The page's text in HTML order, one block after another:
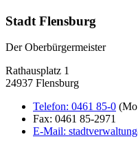
Stadt Flensburg
Der Oberbürgermeister
Rathausplatz 1
24937 Flensburg
Telefon: 0461 85-0
Fax: 0461 85-2971
E-Mail: